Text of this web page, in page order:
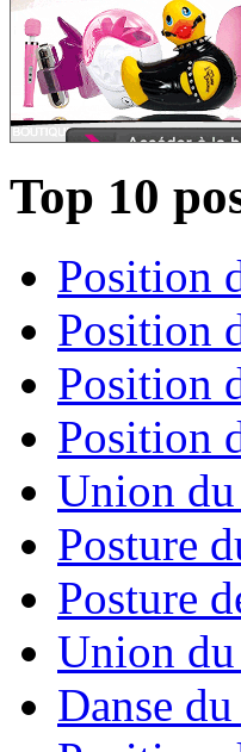
Top 10
Position
Position
Position
Position
Union
Posture
Posture
Union
Danse